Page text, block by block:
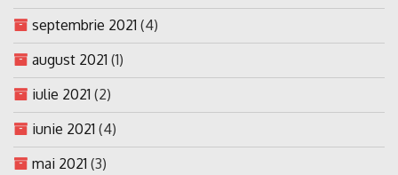
septembrie 2021 (4)
august 2021 (1)
iulie 2021 (2)
iunie 2021 (4)
mai 2021 (3)